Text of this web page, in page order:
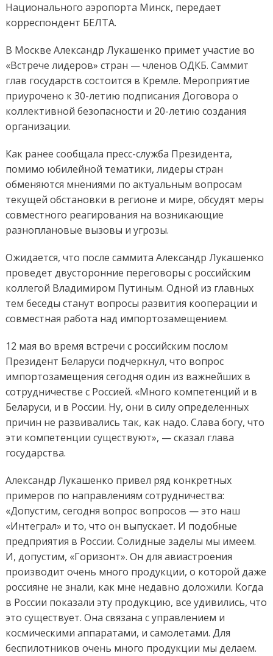
Национального аэропорта Минск, передает
корреспондент БЕЛТА.
В Москве Александр Лукашенко примет участие во
«Встрече лидеров» стран — членов ОДКБ. Саммит
глав государств состоится в Кремле. Мероприятие
приурочено к 30-летию подписания Договора о
коллективной безопасности и 20-летию создания
организации.
Как ранее сообщала пресс-служба Президента,
помимо юбилейной тематики, лидеры стран
обменяются мнениями по актуальным вопросам
текущей обстановки в регионе и мире, обсудят меры
совместного реагирования на возникающие
разноплановые вызовы и угрозы.
Ожидается, что после саммита Александр Лукашенко
проведет двусторонние переговоры с российским
коллегой Владимиром Путиным. Одной из главных
тем беседы станут вопросы развития кооперации и
совместная работа над импортозамещением.
12 мая во время встречи с российским послом
Президент Беларуси подчеркнул, что вопрос
импортозамещения сегодня один из важнейших в
сотрудничестве с Россией. «Много компетенций и в
Беларуси, и в России. Ну, они в силу определенных
причин не развивались так, как надо. Слава богу, что
эти компетенции существуют», — сказал глава
государства.
Александр Лукашенко привел ряд конкретных
примеров по направлениям сотрудничества:
«Допустим, сегодня вопрос вопросов — это наш
«Интеграл» и то, что он выпускает. И подобные
предприятия в России. Солидные заделы мы имеем.
И, допустим, «Горизонт». Он для авиастроения
производит очень много продукции, о которой даже
россияне не знали, как мне недавно доложили. Когда
в России показали эту продукцию, все удивились, что
это существует. Она связана с управлением и
космическими аппаратами, и самолетами. Для
беспилотников очень много продукции мы делаем.